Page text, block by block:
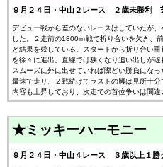
９月２４日・中山２レース ２歳未勝利
デビュー戦から差のないレースはしていたが
した。２走前の1800ｍ戦で折り合いを欠き、
と結果を残している。スタートから折り合い
を徐々に進出。直線では狭くなり追い出しが
スムーズに外に出せていれば際どい勝負にな
最速で走り、２戦続けてラストの脚は見所十
内容も上昇しており、次走での首位争いは間違
★ミッキーハーモニー
９月２４日・中山４レース ３歳以上１